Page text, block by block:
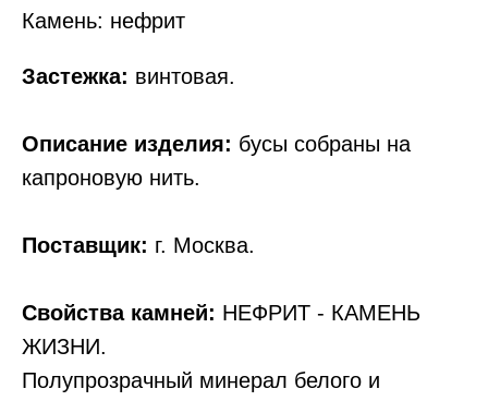
Застежка: винтовая.
Описание изделия: бусы собраны на
капроновую нить.
Поставщик: г. Москва.
Свойства камней: НЕФРИТ - КАМЕНЬ
ЖИЗНИ.
Полупрозрачный минерал белого и
Камень: нефрит